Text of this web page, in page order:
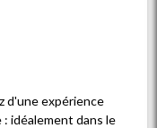
d'une expérience
: idéalement dans le